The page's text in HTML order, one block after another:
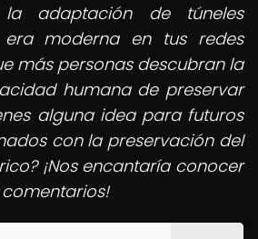
adaptación de túneles
moderna en tus redes
más personas descubran la
humana de preservar
alguna idea para futuros
con la preservación del
¡Nos encantaría conocer